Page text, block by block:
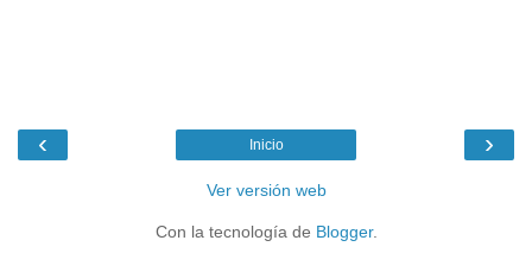
‹ ›
Inicio
Ver versión web
Con la tecnología de Blogger.